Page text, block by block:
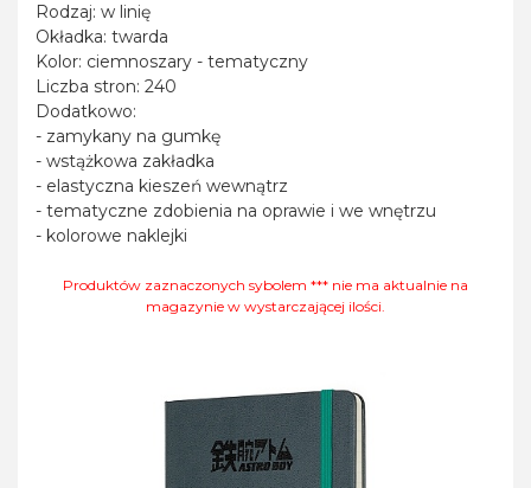
Rodzaj: w linię
Okładka: twarda
Kolor: ciemnoszary - tematyczny
Liczba stron: 240
Dodatkowo:
- zamykany na gumkę
- wstążkowa zakładka
- elastyczna kieszeń wewnątrz
- tematyczne zdobienia na oprawie i we wnętrzu
- kolorowe naklejki
Produktów zaznaczonych sybolem *** nie ma aktualnie na
magazynie w wystarczającej ilości.